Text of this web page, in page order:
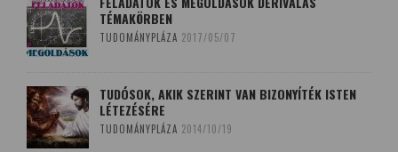
TÉMAKÖRBEN
TUDOMÁNYPLÁZA 2017/05/07
TUDÓSOK, AKIK SZERINT VAN BIZONYÍTÉK ISTEN
LÉTEZÉSÉRE
TUDOMÁNYPLÁZA 2014/10/19